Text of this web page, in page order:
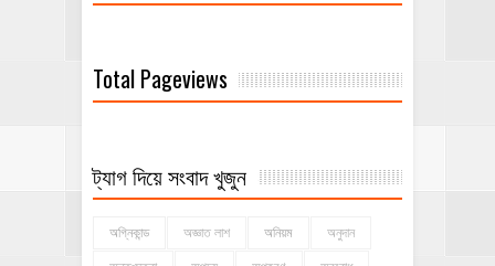
Total Pageviews
ট্যাগ দিয়ে সংবাদ খুজুন
অগ্নিকান্ড অজ্ঞাত লাশ অনিয়ম অনুদান